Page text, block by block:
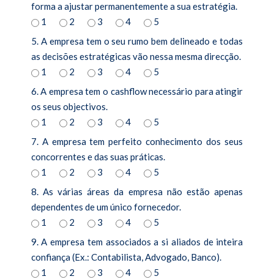
forma a ajustar permanentemente a sua estratégia.
1
2 3 4
5
5. A empresa tem o seu rumo bem delineado e todas
as decisões estratégicas vão nessa mesma direcção.
1
2 3 4
5
6. A empresa tem o cashflow necessário para atingir
os seus objectivos.
1
2 3 4
5
7. A empresa tem perfeito conhecimento dos seus
concorrentes e das suas práticas.
1
2 3 4
5
8. As várias áreas da empresa não estão apenas
dependentes de um único fornecedor.
1
2 3 4
5
9. A empresa tem associados a si aliados de inteira
confiança (Ex.: Contabilista, Advogado, Banco).
1
2 3 4
5